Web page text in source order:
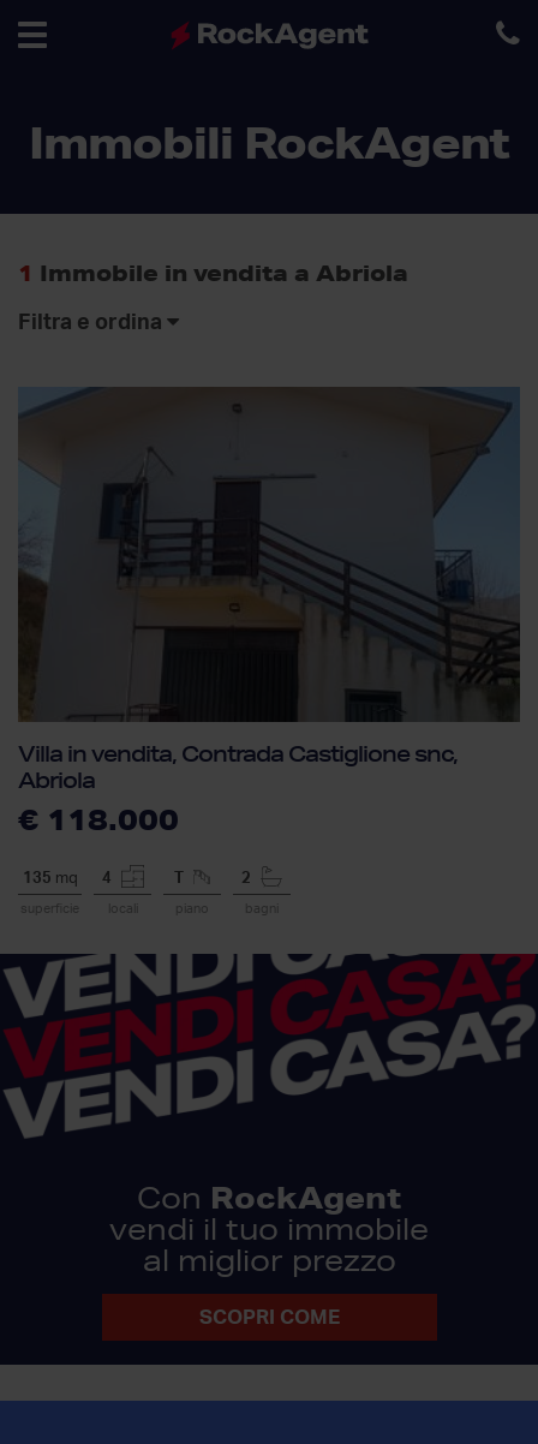
navigation
Immobili RockAgent
1 Immobile in vendita a Abriola
Filtra e ordina
Villa in vendita, Contrada Castiglione snc,
Abriola
€ 118.000
135 mq
superficie
4
locali piano
2
bagni
Con RockAgent
vendi il tuo immobile
al miglior prezzo
SCOPRI COME